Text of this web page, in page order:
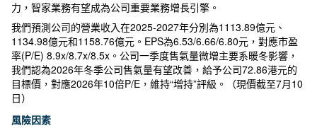
力，智家業務有望成為公司重要業務增長引擎。
我們預測公司的營業收入在2025-2027年分別為1113.89億元、
1134.98億元和1158.76億元。EPS為6.53/6.66/6.80元，對應市盈
率(P/E) 8.9x/8.7x/8.5x。公司一季度售氣量微增主要系暖冬影響，
我們認為2026年冬季公司售氣量有望改善，給予公司72.86港元的
目標價，對應2026年10倍P/E，維持“增持”評級。（現價截至7月10
日）
風險因素